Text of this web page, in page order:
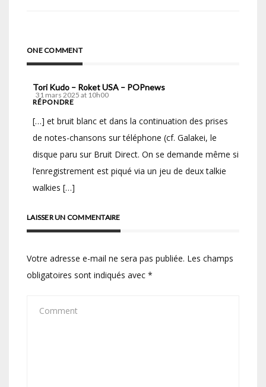
ONE COMMENT
Tori Kudo – Roket USA – POPnews
31 mars 2025 at 10h00
RÉPONDRE
[…] et bruit blanc et dans la continuation des prises
de notes-chansons sur téléphone (cf. Galakei, le
disque paru sur Bruit Direct. On se demande même si
l’enregistrement est piqué via un jeu de deux talkie
walkies […]
LAISSER UN COMMENTAIRE
Votre adresse e-mail ne sera pas publiée. Les champs
obligatoires sont indiqués avec *